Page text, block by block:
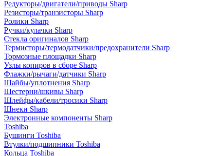
Редукторы/двигатели/приводы Sharp
Резисторы/транзисторы Sharp
Ролики Sharp
Ручки/кулачки Sharp
Стекла оригиналов Sharp
Термисторы/термодатчики/предохранители Sharp
Тормозные площадки Sharp
Узлы копиров в сборе Sharp
Флажки/рычаги/датчики Sharp
Шайбы/уплотнения Sharp
Шестерни/шкивы Sharp
Шлейфы/кабели/тросики Sharp
Шнеки Sharp
Электронные компоненты Sharp
Toshiba
Бушинги Toshiba
Втулки/подшипники Toshiba
Кольца Toshiba